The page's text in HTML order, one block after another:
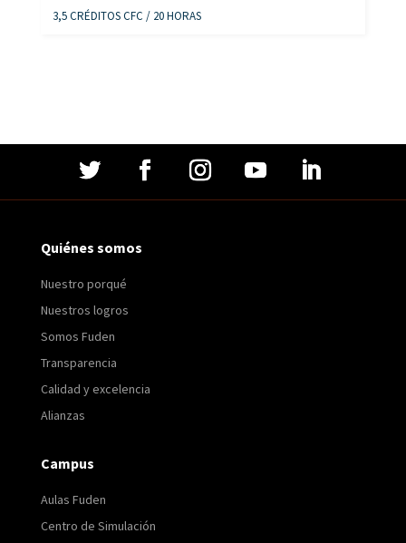
3,5 CRÉDITOS CFC / 20 HORAS
Quiénes somos
Nuestro porqué
Nuestros logros
Somos Fuden
Transparencia
Calidad y excelencia
Alianzas
Campus
Aulas Fuden
Centro de Simulación